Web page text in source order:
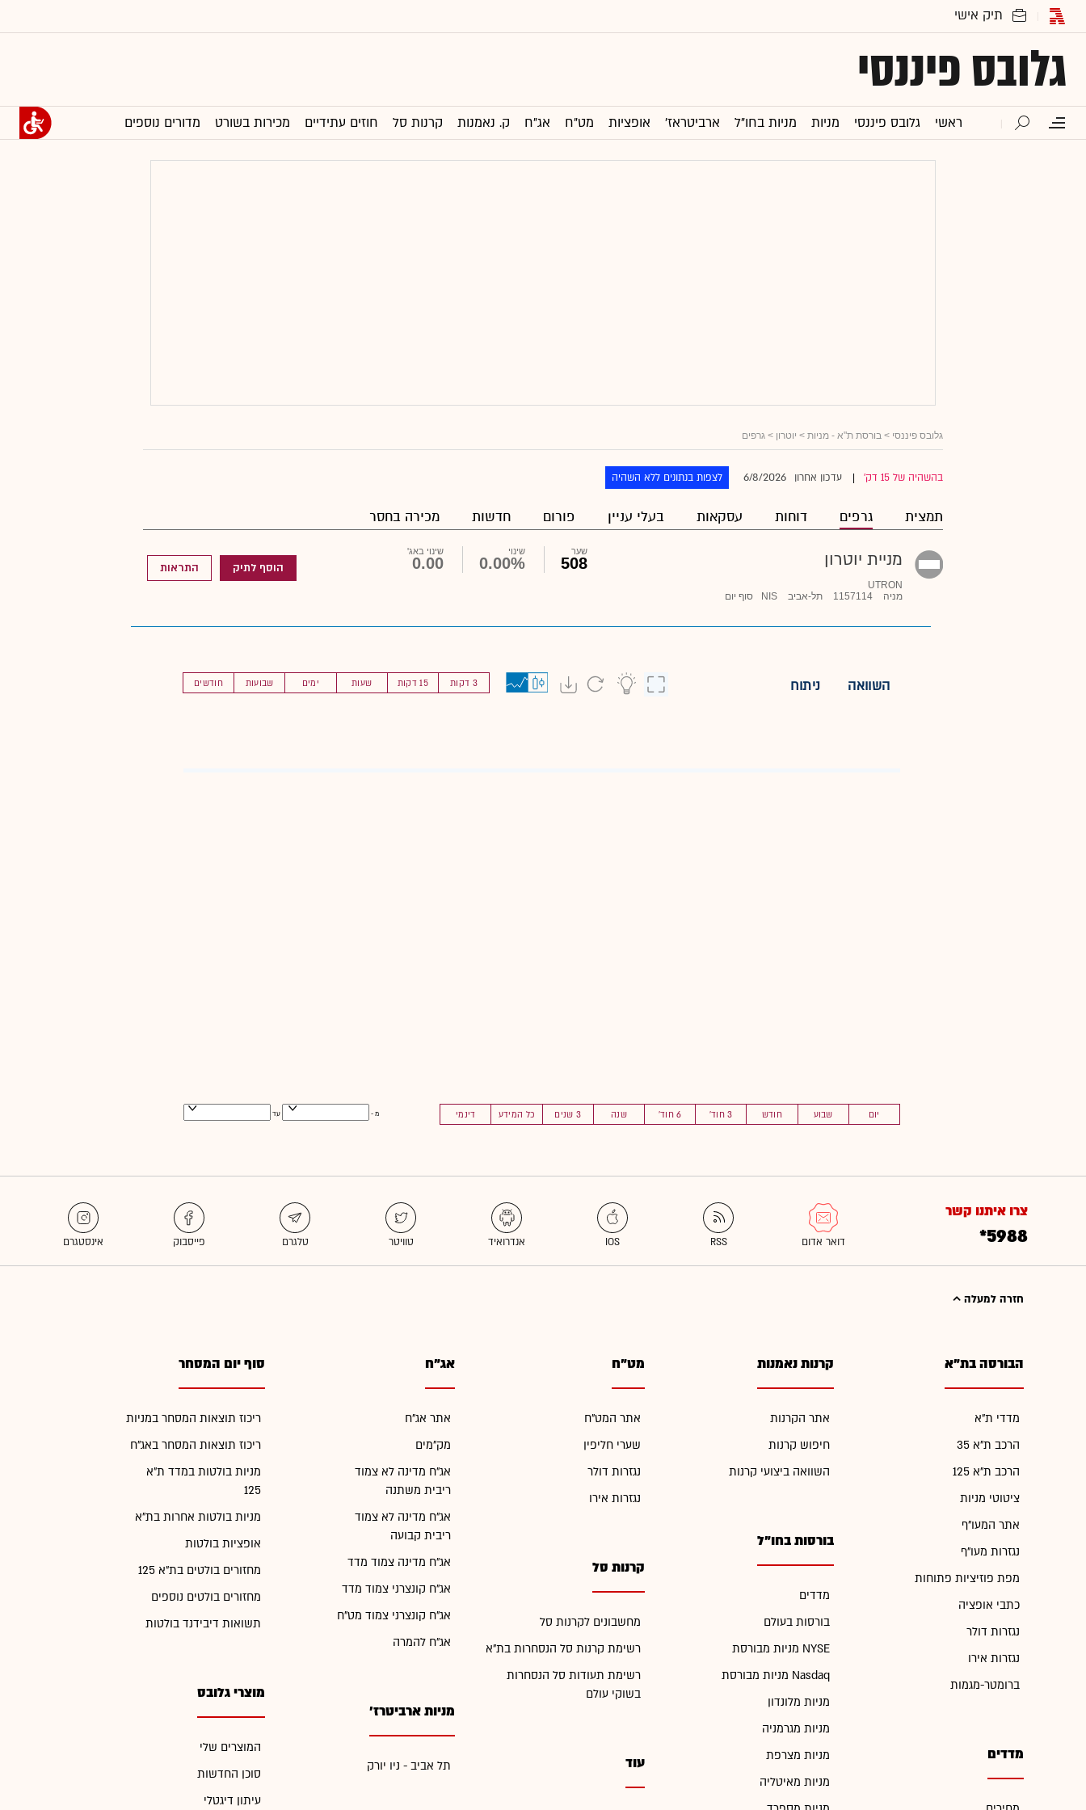
גלובס פיננסי
ראשי גלובס פיננסי מניות מניות בחו"ל ארביטראז' אופציות מט"ח אג"ח ק. נאמנות קרנות סל חוזים עתידיים מכירות בשורט מדורים נוספים
גלובס פיננסי > בורסת ת"א - מניות > יוטרון > גרפים
בהשהיה של 15 דק' עדכון אחרון 6/8/2026 לצפות בנתונים ללא השהיה
תמצית גרפים דוחות עסקאות בעלי עניין פורום חדשות מכירה בחסר
מניית יוטרון
UTRON
מניה
1157114 תל-אביב NIS סוף יום
שער
508
שינוי
0.00%
שינוי באג'
0.00 הוסף לתיק התראות
חודשים שבועות ימים שעות 15 דקות 3 דקות השוואה ניתוח
יום שבוע חודש 3 חוד' 6 חוד' שנה 3 שנים כל המידע דינמי מ - עד
צרו איתנו קשר
*5988
חזרה למעלה
הבורסה בת"א
מדדי ת"א
הרכב ת"א 35
הרכב ת"א 125
ציטוטי מניות
אתר המעו"ף
נגזרות מעו"ף
מפת פוזיציות פתוחות
כתבי אופציה
נגזרות דולר
נגזרות אירו
ברומטר-מגמות
מדדים
קרנות נאמנות
אתר הקרנות
חיפוש קרנות
השוואה ביצועי קרנות
בורסות בחו"ל
מדדים
בורסות בעולם
מניות מבורסת NYSE
מניות מבורסת Nasdaq
מניות מלונדון
מניות מגרמניה
מניות מצרפת
מניות מאיטליה
מט"ח
אתר המט"ח
שערי חליפין
נגזרות דולר
נגזרות אירו
קרנות סל
מחשבונים לקרנות סל
רשימת קרנות סל הנסחרות בת"א
רשימת תעודות סל הנסחרות
בשוקי עולם
עוד
אג"ח
אתר אג"ח
מק"מים
אג"ח מדינה לא צמוד
ריבית משתנה
אג"ח מדינה לא צמוד
ריבית קבועה
אג"ח מדינה צמוד מדד
אג"ח קונצרני צמוד מדד
אג"ח קונצרני צמוד מט"ח
אג"ח להמרה
מניות ארביטרז'
תל אביב - ניו יורק
סוף יום המסחר
ריכוז תוצאות המסחר במניות
ריכוז תוצאות המסחר באג"ח
מניות בולטות במדד ת"א
125
מניות בולטות אחרות בת"א
אופציות בולטות
מחזורים בולטים בת"א 125
מחזורים בולטים נוספים
תשואות דיבידנד בולטות
מוצרי גלובס
המוצרים שלי
סוכן החדשות
עיתון דיגטלי